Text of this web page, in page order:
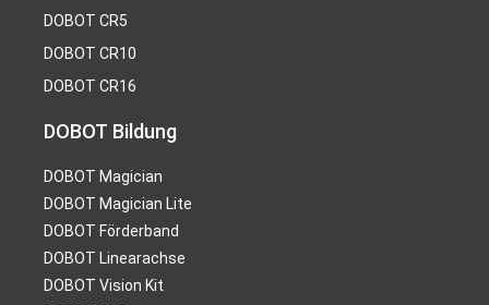
DOBOT CR5
DOBOT CR10
DOBOT CR16
DOBOT Bildung
DOBOT Magician
DOBOT Magician Lite
DOBOT Förderband
DOBOT Linearachse
DOBOT Vision Kit